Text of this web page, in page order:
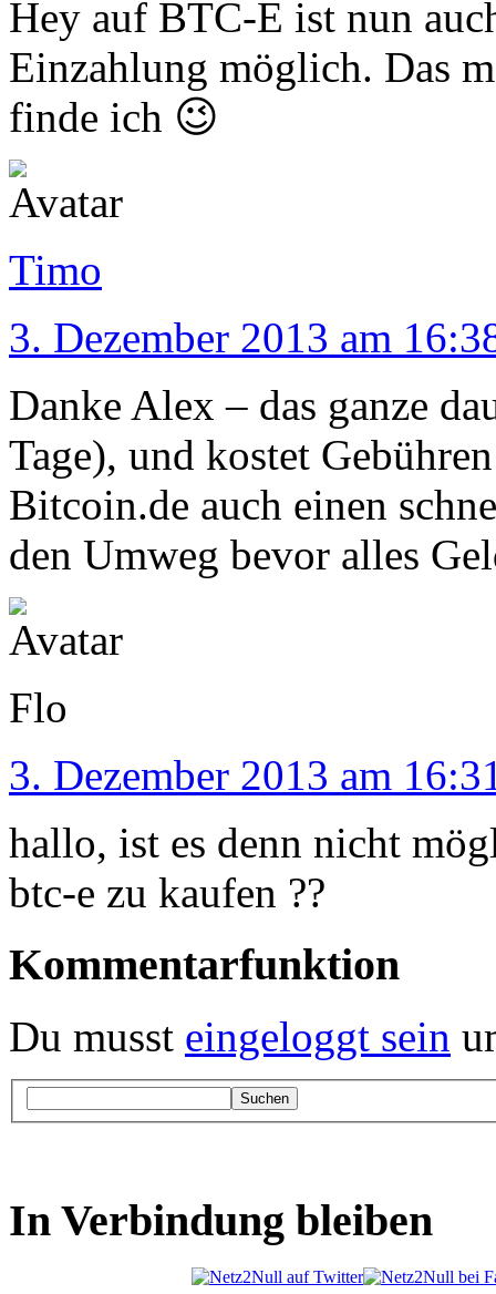
Hey auf BTC-E ist nun
Einzahlung möglich. Das
finde ich 😉
Timo
3. Dezember 2013 am
Danke Alex – das ganze
Tage), und kostet
Bitcoin.de auch einen
den Umweg bevor alles
Flo
3. Dezember 2013 am
hallo, ist es denn nicht
btc-e zu kaufen ??
Kommentarfunktion
Du musst eingeloggt sein
Suchen
In Verbindung bleiben